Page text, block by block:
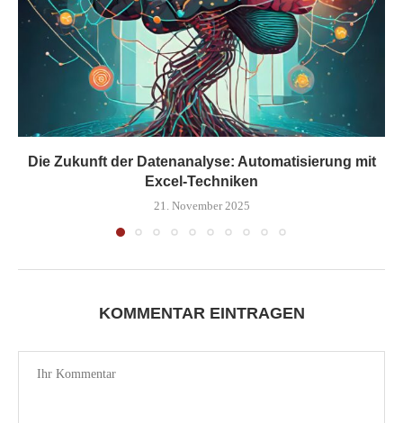
Die Zukunft der Datenanalyse: Automatisierung mit
Excel-Techniken
21. November 2025
KOMMENTAR EINTRAGEN